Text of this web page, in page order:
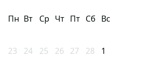
Пн Вт Ср Чт Пт Сб Вс
23 24 25 26 27 28 1